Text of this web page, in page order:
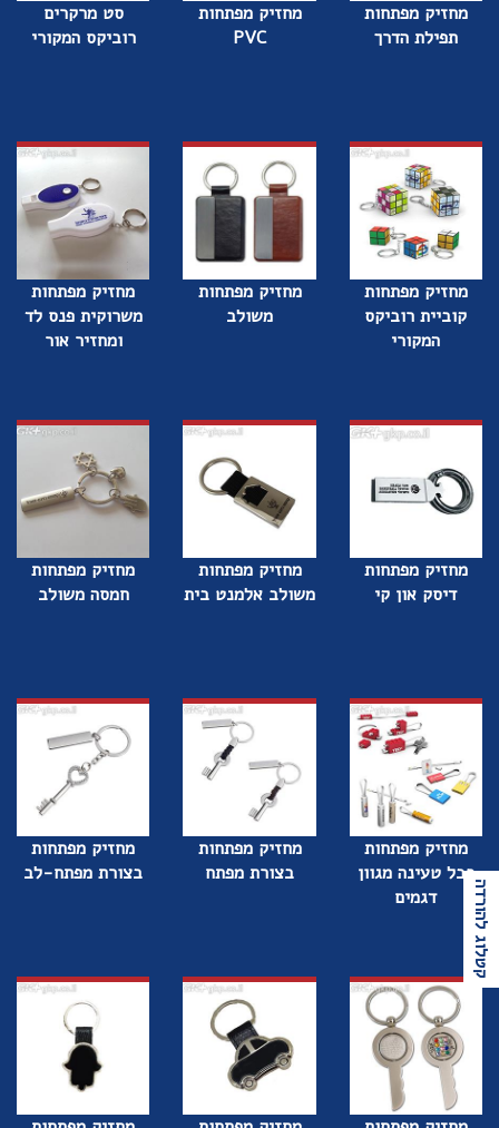
קטלוג להורדה
מחזיק מפתחות
תפילת הדרך
מחזיק מפתחות
PVC
סט מרקרים
רוביקס המקורי
מחזיק מפתחות
קוביית רוביקס
המקורי
מחזיק מפתחות
משולב
מחזיק מפתחות
משרוקית פנס לד
ומחזיר אור
מחזיק מפתחות
דיסק און קי
מחזיק מפתחות
משולב אלמנט בית
מחזיק מפתחות
חמסה משולב
מחזיק מפתחות
כבל טעינה מגוון
דגמים
מחזיק מפתחות
בצורת מפתח
מחזיק מפתחות
בצורת מפתח-לב